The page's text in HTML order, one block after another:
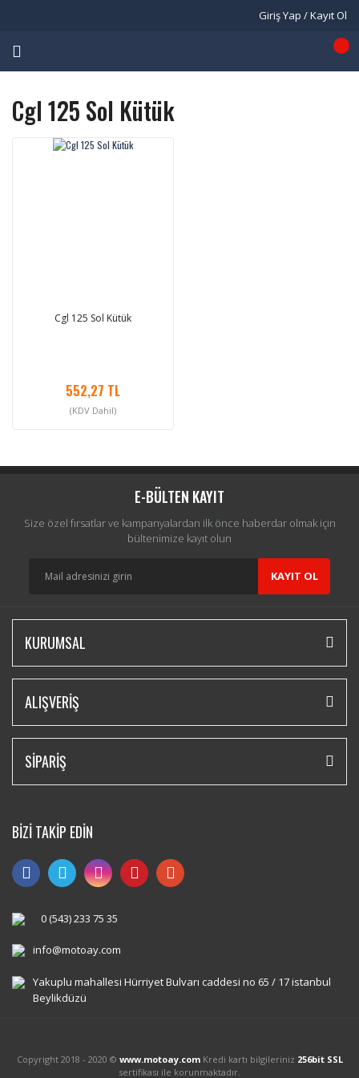
Giriş Yap / Kayıt Ol
Cgl 125 Sol Kütük
Cgl 125 Sol Kütük
552,27 TL
(KDV Dahil)
E-BÜLTEN KAYIT
Size özel fırsatlar ve kampanyalardan ilk önce haberdar olmak için
bültenimize kayıt olun
KAYIT OL
KURUMSAL
ALIŞVERİŞ
SİPARİŞ
BİZİ TAKİP EDİN
0 (543) 233 75 35
info@motoay.com
Yakuplu mahallesi Hürriyet Bulvarı caddesi no 65 / 17 istanbul
Beylikdüzü
Copyright 2018 - 2020 © www.motoay.comKredi kartı bilgileriniz 256bit SSL
sertifikası ile korunmaktadır.